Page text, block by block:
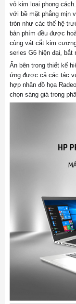
vỏ kim loại phong
với bề mặt phẳng mịn
tròn như các thế hệ
bàn phím đều được
cùng vát cắt kim
series G6 hiện đại, bắt
Ẩn bên trong thiết kế
ứng được cả các tác
hợp nhân đồ họa
chọn sáng giá trong